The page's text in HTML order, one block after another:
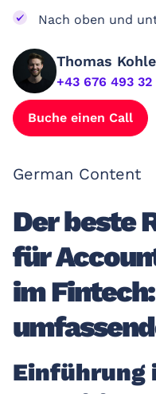
Nach oben und
Thomas
+43 676 493 32
Buche einen Call
German Content
Der beste
für
im
Einführung